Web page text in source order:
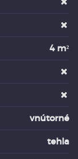
4 m²
vnútorné
tehla